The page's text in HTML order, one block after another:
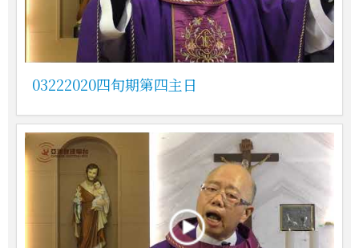
03222020四旬期第四主日